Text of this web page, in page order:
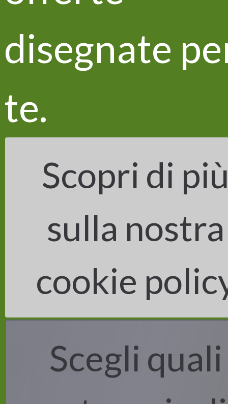
Inizitive di networking
Il progetto
I risultati
Il programma LIFE
Contatti
Iscriviti alla newsletter
disegnate
te.
Scopri di
sulla nostra
cookie
Scegli quali